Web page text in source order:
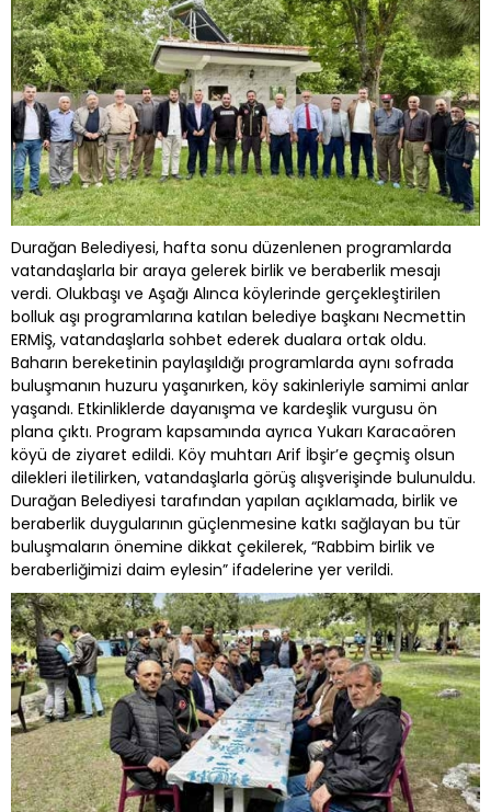
Durağan Belediyesi, hafta sonu düzenlenen programlarda
vatandaşlarla bir araya gelerek birlik ve beraberlik mesajı
verdi. Olukbaşı ve Aşağı Alınca köylerinde gerçekleştirilen
bolluk aşı programlarına katılan belediye başkanı Necmettin
ERMİŞ, vatandaşlarla sohbet ederek dualara ortak oldu.
Baharın bereketinin paylaşıldığı programlarda aynı sofrada
buluşmanın huzuru yaşanırken, köy sakinleriyle samimi anlar
yaşandı. Etkinliklerde dayanışma ve kardeşlik vurgusu ön
plana çıktı. Program kapsamında ayrıca Yukarı Karacaören
köyü de ziyaret edildi. Köy muhtarı Arif İbşir’e geçmiş olsun
dilekleri iletilirken, vatandaşlarla görüş alışverişinde bulunuldu.
Durağan Belediyesi tarafından yapılan açıklamada, birlik ve
beraberlik duygularının güçlenmesine katkı sağlayan bu tür
buluşmaların önemine dikkat çekilerek, “Rabbim birlik ve
beraberliğimizi daim eylesin” ifadelerine yer verildi.